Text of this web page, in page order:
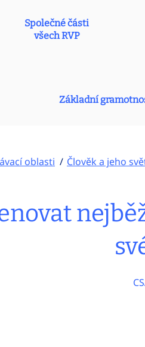
Společné části
všech RVP
Základní
oblasti Člověk a jeho